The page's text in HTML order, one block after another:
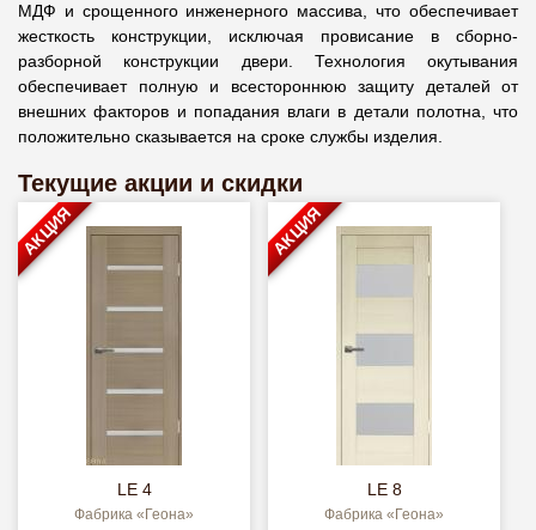
МДФ и срощенного инженерного массива, что обеспечивает
жесткость конструкции, исключая провисание в сборно-
разборной конструкции двери. Технология окутывания
обеспечивает полную и всестороннюю защиту деталей от
внешних факторов и попадания влаги в детали полотна, что
положительно сказывается на сроке службы изделия.
Текущие акции и скидки
LE 4
Фабрика «Геона»
АКЦИЯ
LE 8
Фабрика «Геона»
АКЦИЯ